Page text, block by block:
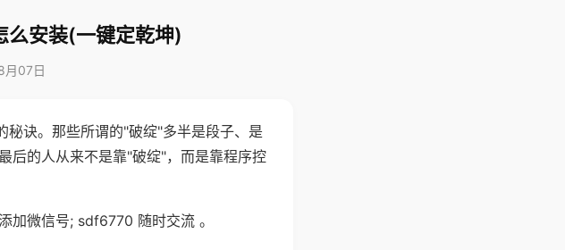
么安装(一键定乾坤)
月07日
诀。那些所谓的"破绽"多半是段子、是
后的人从来不是靠"破绽"，而是靠程序控
加微信号; sdf6770 随时交流 。